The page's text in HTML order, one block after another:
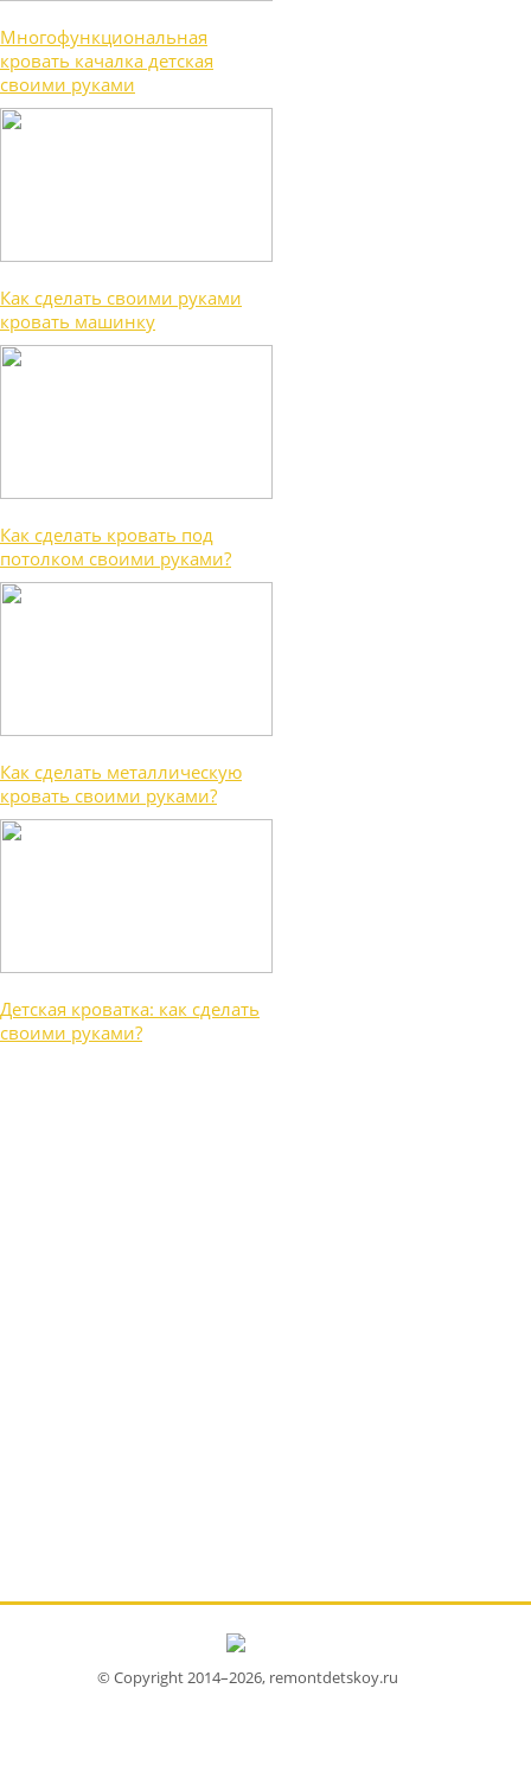
Многофункциональная
кровать качалка детская
своими руками
Как сделать своими руками
кровать машинку
Как сделать кровать под
потолком своими руками?
Как сделать металлическую
кровать своими руками?
Детская кроватка: как сделать
своими руками?
© Copyright 2014–2026, remontdetskoy.ru